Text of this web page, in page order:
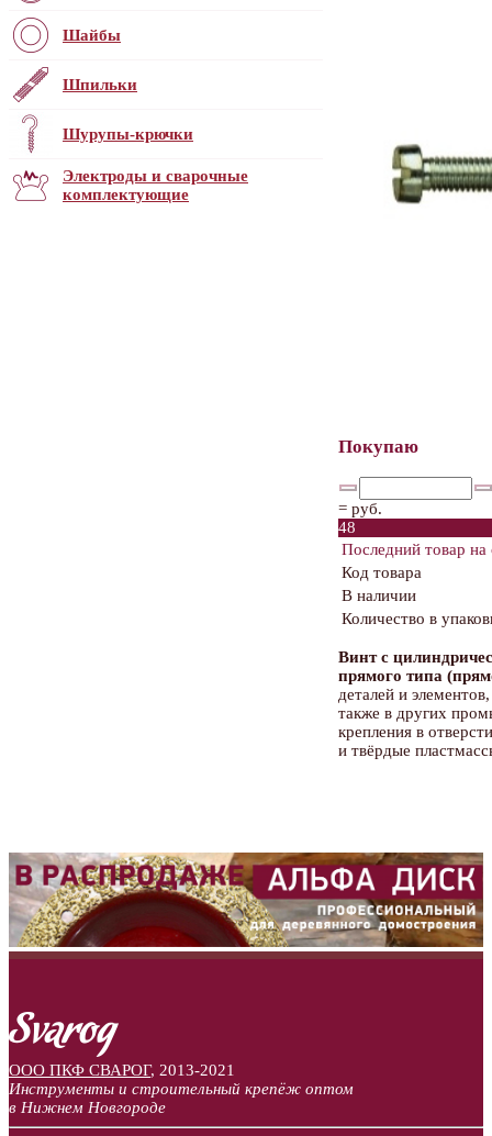
Шайбы
Шпильки
Шурупы-крючки
Электроды и сварочные
комплектующие
Покупаю
= руб.
48
Последний товар на
Код товара
В наличии
Количество в
Винт с
прямого типа
деталей и
также в других
крепления в
и твёрдые
ООО ПКФ СВАРОГ, 2013-2021
Инструменты и строительный крепёж оптом
в Нижнем Новгороде